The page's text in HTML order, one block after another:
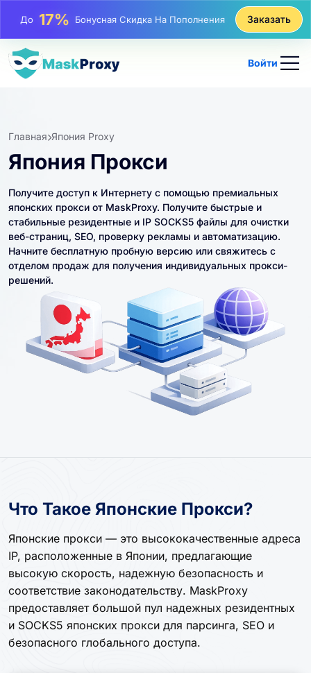
До25%Скидка На Статические Покупки IP
До81%
Заказать
Войти
Главная Япония Proxy
Япония Прокси
Получите доступ к Интернету с помощью премиальных
японских прокси от MaskProxy. Получите быстрые и
стабильные резидентные и IP SOCKS5 файлы для очистки
веб-страниц, SEO, проверку рекламы и автоматизацию.
Начните бесплатную пробную версию или свяжитесь с
отделом продаж для получения индивидуальных прокси-
решений.
Что Такое Японские Прокси?
Японские прокси — это высококачественные адреса
IP, расположенные в Японии, предлагающие
высокую скорость, надежную безопасность и
соответствие законодательству. MaskProxy
предоставляет большой пул надежных резидентных
и SOCKS5 японских прокси для парсинга, SEO и
безопасного глобального доступа.